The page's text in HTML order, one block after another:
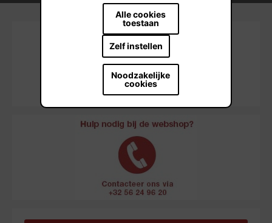
Alle cookies
toestaan
Zelf instellen
Noodzakelijke
cookies